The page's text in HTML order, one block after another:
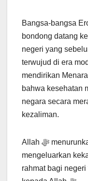
Bangsa-bangsa
bondong datang
negeri yang
terwujud di era
mendirikan
bahwa kesehatan
negara secara
kezaliman.
Allah ﷻ menurunkan keberkahan dari langit dan
mengeluarkan
rahmat bagi